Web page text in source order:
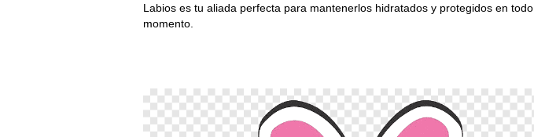
Labios es tu aliada perfecta para mantenerlos hidratados y protegidos en todo
momento.